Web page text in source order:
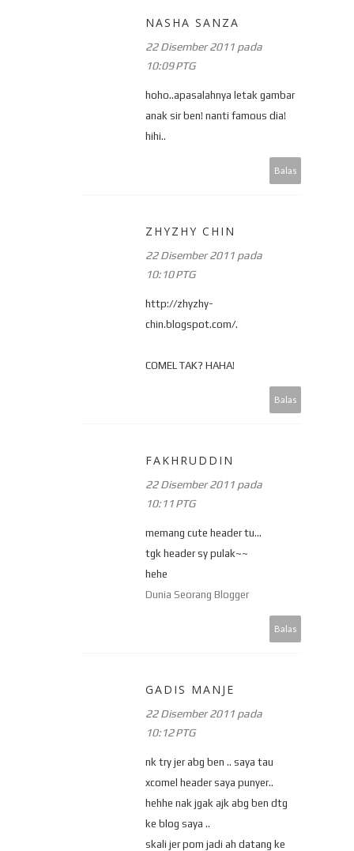
NASHA SANZA
22 Disember 2011 pada
10:09 PTG
hoho..apasalahnya letak gambar
anak sir ben! nanti famous dia!
hihi..
Balas
ZHYZHY CHIN
22 Disember 2011 pada
10:10 PTG
http://zhyzhy-
chin.blogspot.com/.
COMEL TAK? HAHA!
Balas
FAKHRUDDIN
22 Disember 2011 pada
10:11 PTG
memang cute header tu...
tgk header sy pulak~~
hehe
Dunia Seorang Blogger
Balas
GADIS MANJE
22 Disember 2011 pada
10:12 PTG
nk try jer abg ben .. saya tau
xcomel header saya punyer..
hehhe nak jgak ajk abg ben dtg
ke blog saya ..
skali jer pom jadi ah datang ke